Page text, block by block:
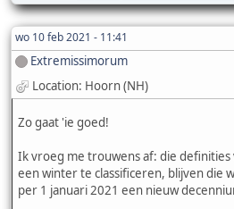
wo 10 feb 2021 - 11:41
Extremissimorum
Location: Hoorn (NH)
Zo gaat 'ie goed!
Ik vroeg me trouwens af: die
een winter te classificeren, blijven die
per 1 januari 2021 een nieuw